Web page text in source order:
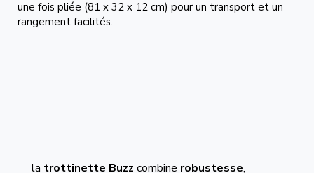
la trottinette Buzz combine robustesse,
une fois pliée (81 x 32 x 12 cm) pour un transport et un
rangement facilités.